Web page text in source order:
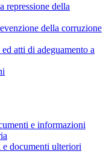
repressione della
della corruzione
atti di adeguamento a
e informazioni
e documenti ulteriori